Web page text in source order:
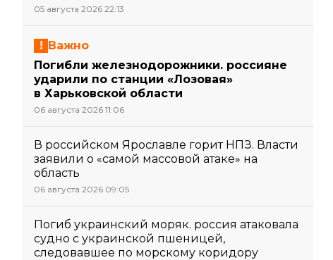
05 августа 2026 22:13
Важно
Погибли железнодорожники. россияне
ударили по станции «Лозовая»
в Харьковской области
06 августа 2026 11:06
В российском Ярославле горит НПЗ. Власти
заявили о «самой массовой атаке» на
область
06 августа 2026 09:05
Погиб украинский моряк. россия атаковала
судно с украинской пшеницей,
следовавшее по морскому коридору